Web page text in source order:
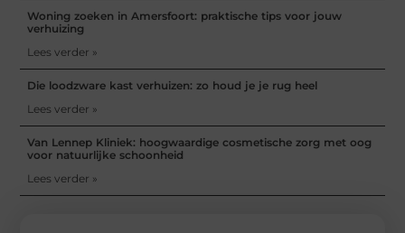
Woning zoeken in Amersfoort: praktische tips voor jouw
verhuizing
Lees verder »
Die loodzware kast verhuizen: zo houd je je rug heel
Lees verder »
Van Lennep Kliniek: hoogwaardige cosmetische zorg met oog
voor natuurlijke schoonheid
Lees verder »